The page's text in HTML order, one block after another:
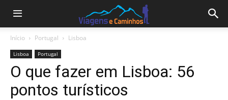
Início Portugal Lisboa
Lisboa Portugal
O que fazer em Lisboa: 56
pontos turísticos